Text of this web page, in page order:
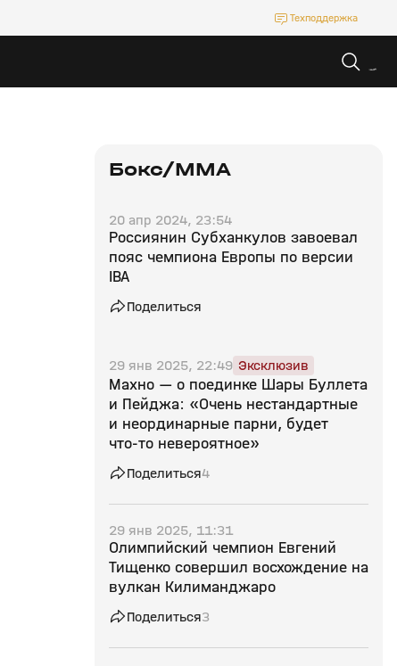
Техподдержка
Бокс/MMA
20 апр 2024, 23:54
Россиянин Субханкулов завоевал
пояс чемпиона Европы по версии
IBA
Поделиться
29 янв 2025, 22:49 Эксклюзив
Махно — о поединке Шары Буллета
и Пейджа: «Очень нестандартные
и неординарные парни, будет
что‑то невероятное»
Поделиться4
29 янв 2025, 11:31
Олимпийский чемпион Евгений
Тищенко совершил восхождение на
вулкан Килиманджаро
Поделиться3